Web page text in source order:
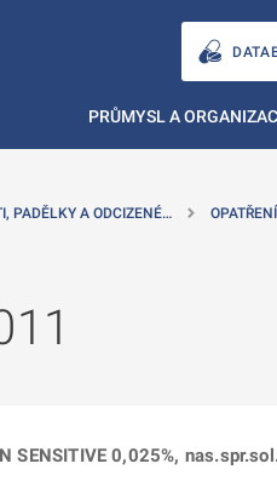
PRŮMYSL A
PADĚLKY A ODCIZENÉ…
0,025%,